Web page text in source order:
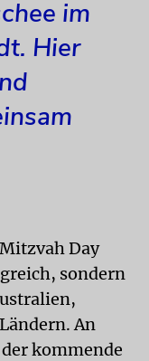
im
Hier
Day
sondern
An
kommende